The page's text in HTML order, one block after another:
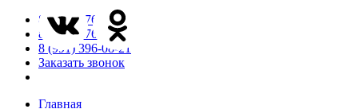
8 (846) 276-85-65
8 (846) 276-85-66
8 (991) 396-08-21
Заказать звонок
Главная